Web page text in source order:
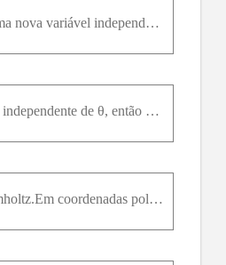
Em coordenadas esféricas ρ, θ e φ (ρ0, 0 ≤ θ a equação de Laplace fica:Mostre que, se definirmos uma nova variável independente por s = cos φ, então a equação para Φ no item (b) fica
Em coordenadas cilíndricas r, θ e z definidas por a equação de Laplace ficaMostre que, se u(r, θ, z) é independente de θ, então a primeira equação no item (a) fica a segunda é totalmente omitida, e a
A equaçãoé uma generalização da equação de Laplace, algumas vezes denominada equação de Helmholtz.Em coordenadas polares, a equação de Helmholtz ficaSe υ(r, θ) = R(r)Θ(θ), mostre que R e Θ satisfazem